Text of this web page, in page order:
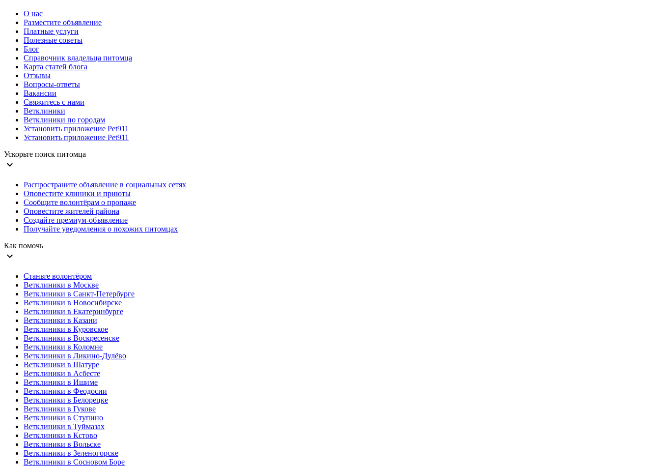
О нас
Разместите объявление
Платные услуги
Полезные советы
Блог
Справочник владельца питомца
Карта статей блога
Отзывы
Вопросы-ответы
Вакансии
Свяжитесь с нами
Ветклиники
Ветклиники по городам
Установить приложение Pet911
Установить приложение Pet911
Ускорьте поиск питомца
expand_more
Распространите объявление в социальных сетях
Оповестите клиники и приюты
Сообщите волонтёрам о пропаже
Оповестите жителей района
Создайте премиум-объявление
Получайте уведомления о похожих питомцах
Как помочь
expand_more
Станьте волонтёром
Ветклиники в Москве
Ветклиники в Санкт-Петербурге
Ветклиники в Новосибирске
Ветклиники в Екатеринбурге
Ветклиники в Казани
Ветклиники в Куровское
Ветклиники в Воскресенске
Ветклиники в Коломне
Ветклиники в Ликино-Дулёво
Ветклиники в Шатуре
Ветклиники в Асбесте
Ветклиники в Ишиме
Ветклиники в Феодосии
Ветклиники в Белорецке
Ветклиники в Гукове
Ветклиники в Ступино
Ветклиники в Туймазах
Ветклиники в Кстово
Ветклиники в Вольске
Ветклиники в Зеленогорске
Ветклиники в Сосновом Боре